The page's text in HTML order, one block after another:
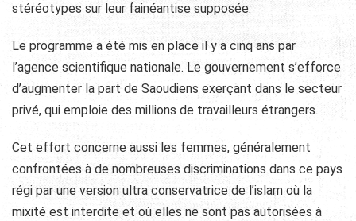
stéréotypes sur leur fainéantise supposée.
Le programme a été mis en place il y a cinq ans par
l’agence scientifique nationale. Le gouvernement s’efforce
d’augmenter la part de Saoudiens exerçant dans le secteur
privé, qui emploie des millions de travailleurs étrangers.
Cet effort concerne aussi les femmes, généralement
confrontées à de nombreuses discriminations dans ce pays
régi par une version ultra conservatrice de l’islam où la
mixité est interdite et où elles ne sont pas autorisées à